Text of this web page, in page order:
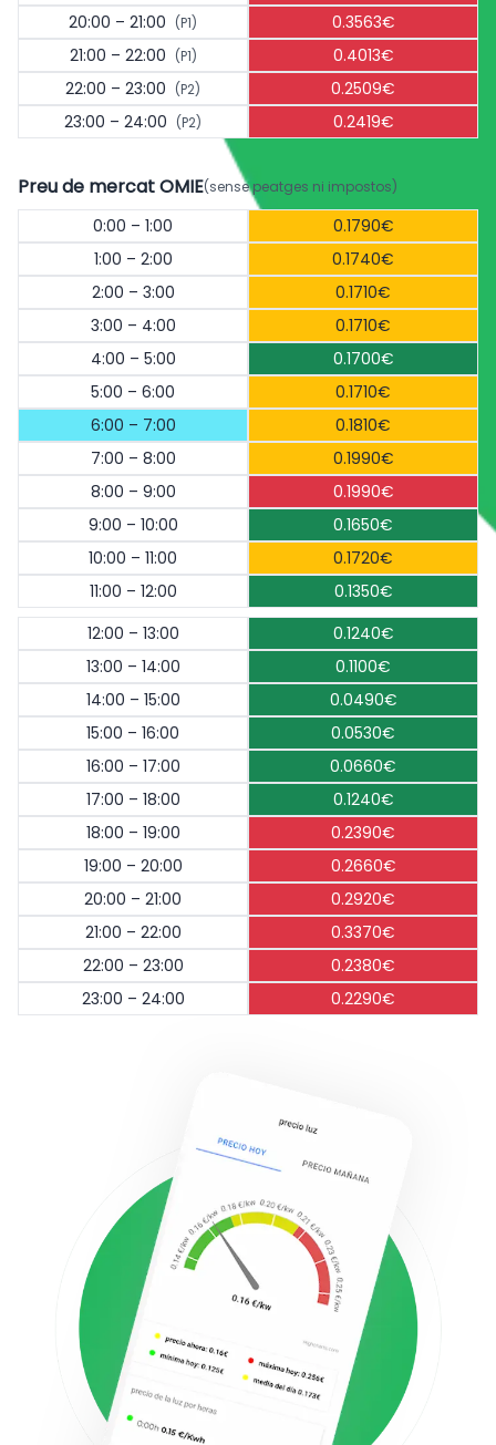
20:00 – 21:00 (P1)
0.3563€
21:00 – 22:00 (P1)
0.4013€
22:00 – 23:00 (P2)
0.2509€
23:00 – 24:00 (P2) 0.2419€
Preu de mercat OMIE(sense peatges ni impostos)
0:00 – 1:00
0.1790€
1:00 – 2:00
0.1740€
2:00 – 3:00
0.1710€
3:00 – 4:00
0.1710€
4:00 – 5:00
0.1700€
5:00 – 6:00
0.1710€
6:00 – 7:00
0.1810€
7:00 – 8:00
0.1990€
8:00 – 9:00
0.1990€
9:00 – 10:00
0.1650€
10:00 – 11:00
0.1720€
11:00 – 12:00
0.1350€
12:00 – 13:00
0.1240€
13:00 – 14:00
0.1100€
14:00 – 15:00
0.0490€
15:00 – 16:00
0.0530€
16:00 – 17:00
0.0660€
17:00 – 18:00
0.1240€
18:00 – 19:00
0.2390€
19:00 – 20:00
0.2660€
20:00 – 21:00
0.2920€
21:00 – 22:00
0.3370€
22:00 – 23:00
0.2380€
23:00 – 24:00
0.2290€